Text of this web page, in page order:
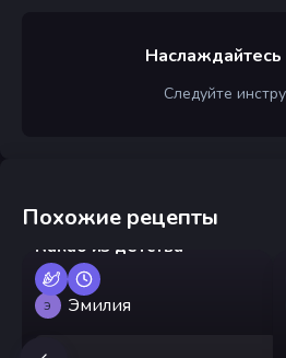
Следуйте
Похожие рецепты
Какао из детства
Э Эмилия